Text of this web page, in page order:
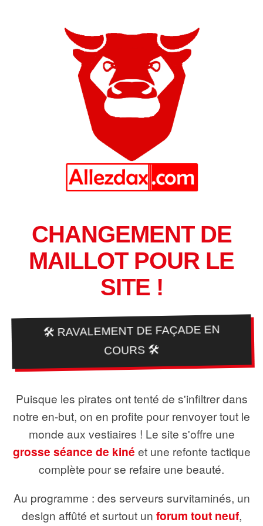
CHANGEMENT DE
MAILLOT POUR LE
SITE !
🛠️ RAVALEMENT DE FAÇADE EN
COURS 🛠️
Puisque les pirates ont tenté de s'infiltrer dans
notre en-but, on en profite pour renvoyer tout le
monde aux vestiaires ! Le site s'offre une
grosse séance de kiné et une refonte tactique
complète pour se refaire une beauté.
Au programme : des serveurs survitaminés, un
design affûté et surtout un forum tout neuf,